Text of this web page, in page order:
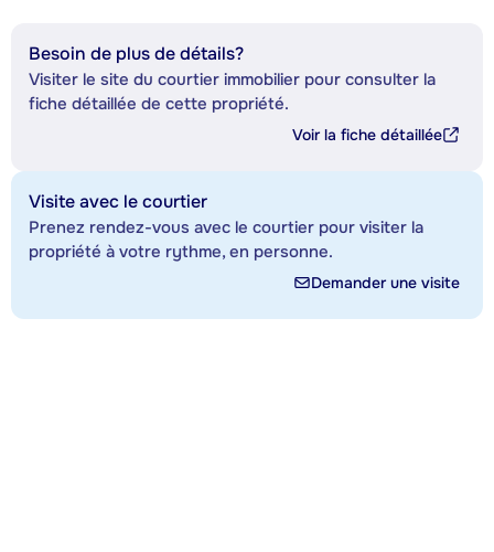
Besoin de plus de détails?
Visiter le site du courtier immobilier pour consulter la
fiche détaillée de cette propriété.
Voir la fiche détaillée
Visite avec le courtier
Prenez rendez-vous avec le courtier pour visiter la
propriété à votre rythme, en personne.
Demander une visite